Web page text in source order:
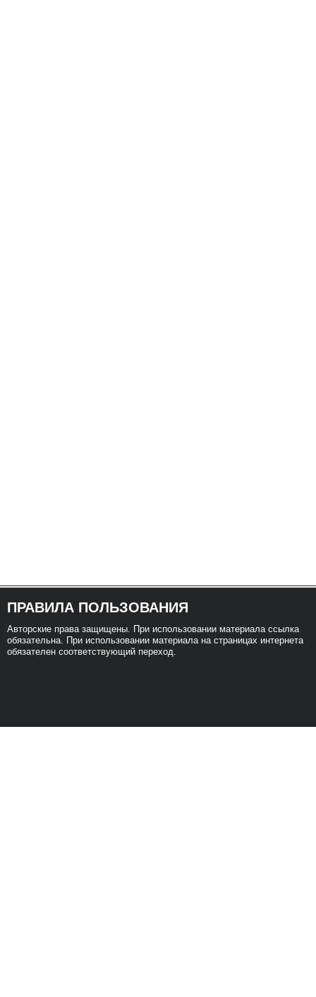
ПРАВИЛА ПОЛЬЗОВАНИЯ
Авторские права защищены. При использовании материала ссылка
обязательна. При использовании материала на страницах интернета
обязателен соответствующий переход.